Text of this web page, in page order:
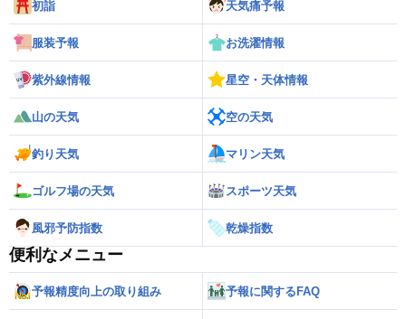
初詣 天気痛予報
服装予報 お洗濯情報
紫外線情報 星空・天体情報
山の天気 空の天気
釣り天気 マリン天気
ゴルフ場の天気 スポーツ天気
風邪予防指数 乾燥指数
便利なメニュー
予報精度向上の取り組み 予報に関するFAQ